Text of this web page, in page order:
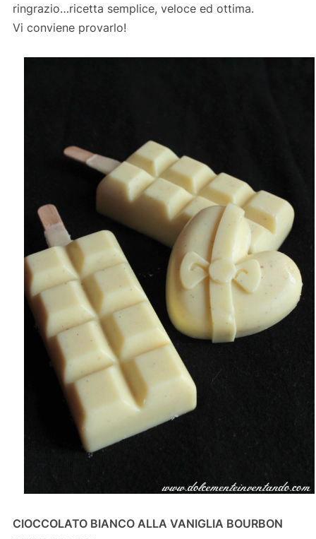
ringrazio…ricetta semplice, veloce ed ottima.
Vi conviene provarlo!
CIOCCOLATO BIANCO ALLA VANIGLIA BOURBON